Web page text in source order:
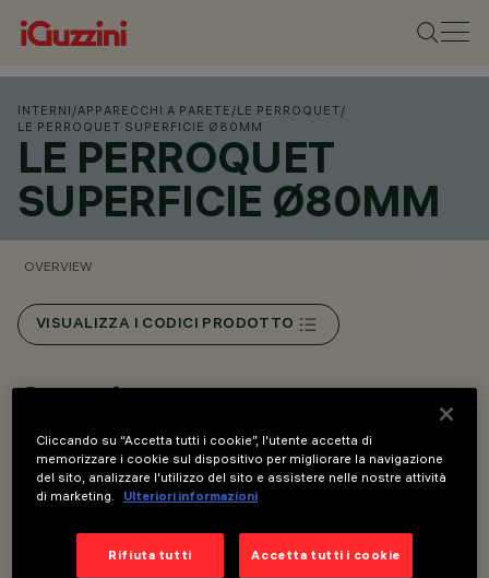
INTERNI /APPARECCHI A PARETE /LE PERROQUET/
LE PERROQUET SUPERFICIE Ø80MM
LE PERROQUET
SUPERFICIE Ø80MM
OVERVIEW
VISUALIZZA I CODICI PRODOTTO
Overview
Corpo in pressofusione di alluminio e materiale
termoplastico ad alta resistenza.
Elevato comfort visivo con ottiche Opti Beam per
modellazione precisa del fascio.
Cliccando su “Accetta tutti i cookie”, l'utente accetta di
memorizzare i cookie sul dispositivo per migliorare la navigazione
del sito, analizzare l'utilizzo del sito e assistere nelle nostre attività
di marketing.
Ulteriori informazioni
Rifiuta tutti Accetta tutti i cookie